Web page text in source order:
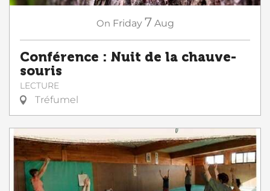
On Friday 7 Aug
Conférence : Nuit de la chauve-
souris
LECTURE
Tréfumel